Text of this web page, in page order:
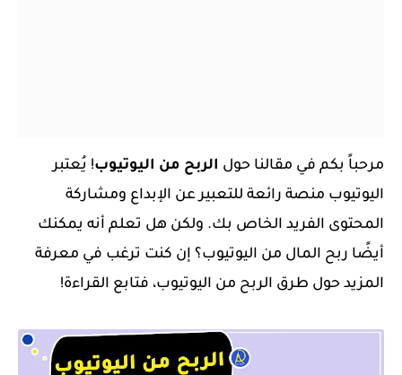
مرحباً بكم في مقالنا حول الربح من اليوتيوب! يُعتبر
اليوتيوب منصة رائعة للتعبير عن الإبداع ومشاركة
المحتوى الفريد الخاص بك. ولكن هل تعلم أنه يمكنك
أيضًا ربح المال من اليوتيوب؟ إن كنت ترغب في معرفة
المزيد حول طرق الربح من اليوتيوب، فتابع القراءة!